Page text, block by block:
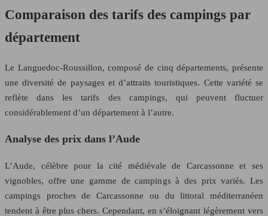
Comparaison des tarifs des campings par
département
Le Languedoc-Roussillon, composé de cinq départements, présente
une diversité de paysages et d’attraits touristiques. Cette variété se
reflète dans les tarifs des campings, qui peuvent fluctuer
considérablement d’un département à l’autre.
Analyse des prix dans l’Aude
L’Aude, célèbre pour la cité médiévale de Carcassonne et ses
vignobles, offre une gamme de campings à des prix variés. Les
campings proches de Carcassonne ou du littoral méditerranéen
tendent à être plus chers. Cependant, en s’éloignant légèrement vers